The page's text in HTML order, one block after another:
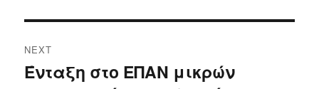
NEXT
Next
Ένταξη στο ΕΠΑΝ μικρών